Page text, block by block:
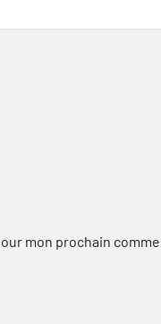
mon prochain